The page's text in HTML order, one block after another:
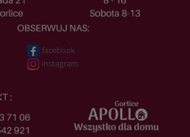
facebook
instagram